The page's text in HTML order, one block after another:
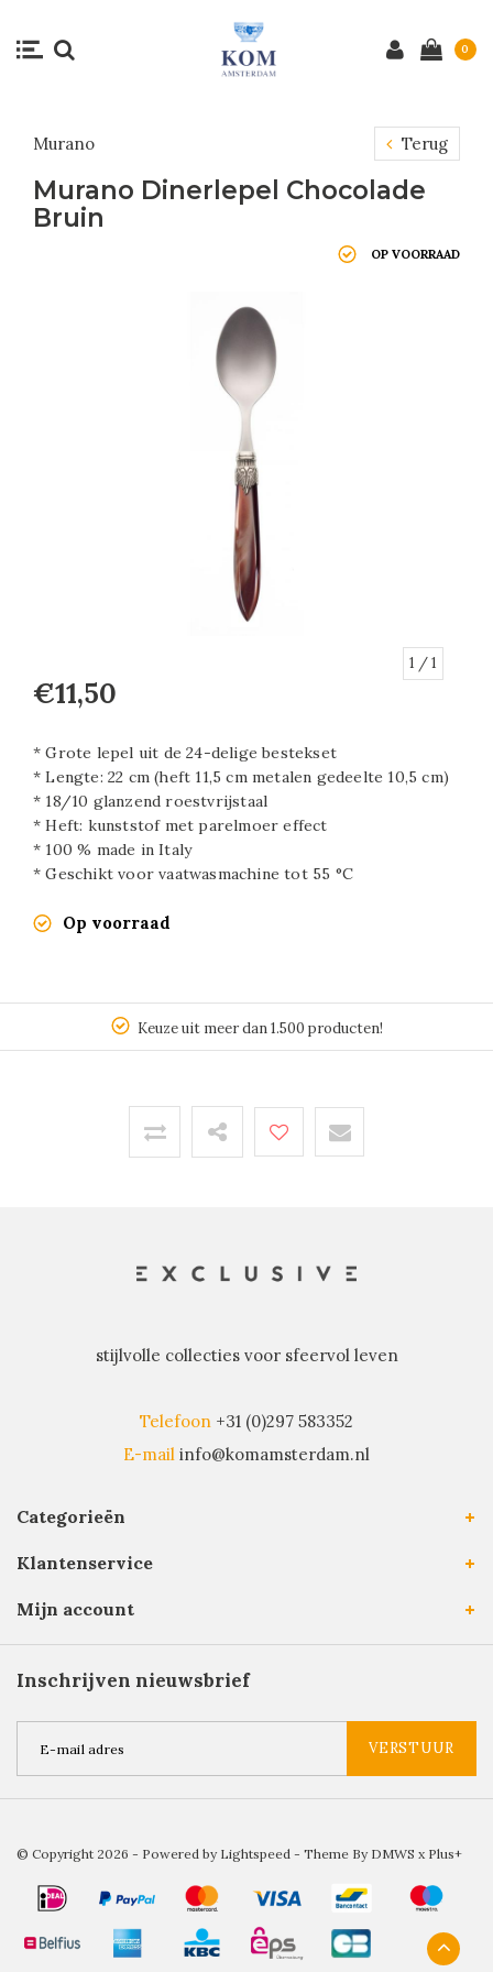
0
Murano Terug
Murano Dinerlepel Chocolade
Bruin
OP VOORRAAD
1 / 1
€11,50
* Grote lepel uit de 24-delige bestekset
* Lengte: 22 cm (heft 11,5 cm metalen gedeelte 10,5 cm)
* 18/10 glanzend roestvrijstaal
* Heft: kunststof met parelmoer effect
* 100 % made in Italy
* Geschikt voor vaatwasmachine tot 55 °C
Op voorraad
Keuze uit meer dan 1.500 producten!
stijlvolle collecties voor sfeervol leven
Telefoon +31 (0)297 583352
E-mail info@komamsterdam.nl
Categorieën
Klantenservice
Mijn account
Inschrijven nieuwsbrief
VERSTUUR
© Copyright 2026 - Powered by Lightspeed - Theme By DMWS x Plus+